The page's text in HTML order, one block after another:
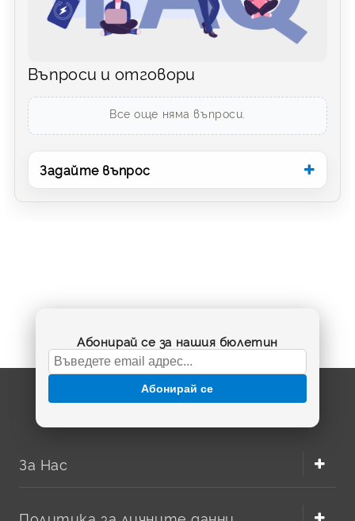
Въпроси и отговори
Все още няма въпроси.
Задайте въпрос
Абонирай се за нашия бюлетин
Абонирай се
За Нас